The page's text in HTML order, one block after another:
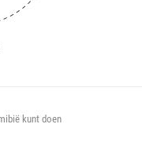
kunt doen